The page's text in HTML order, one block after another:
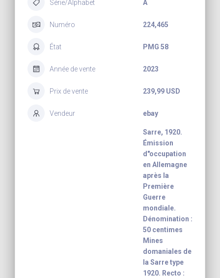
Série/Alphabet A
Numéro 224,465
État PMG 58
Année de vente 2023
Prix de vente 239,99 USD
Vendeur ebay
Sarre, 1920.
Émission
d"occupation
en Allemagne
après la
Première
Guerre
mondiale.
Dénomination :
50 centimes
Mines
domaniales de
la Sarre type
1920. Recto :